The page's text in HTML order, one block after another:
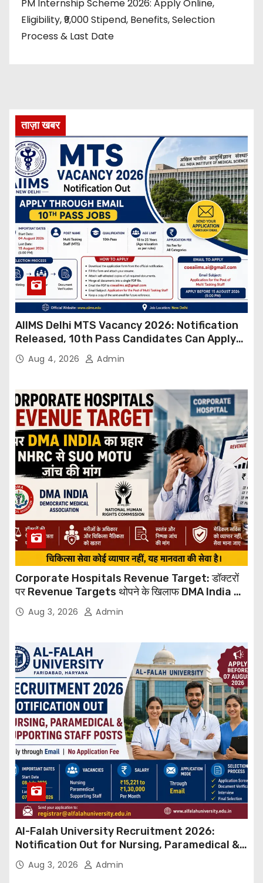
PM Internship Scheme 2026: Apply Online,
Eligibility, ₹9,000 Stipend, Benefits, Selection
Process & Last Date
ताज़ा खबर
AIIMS Delhi MTS Vacancy 2026: Notification
Released, 10th Pass Candidates Can Apply
Through Email
Aug 4, 2026 Admin
Corporate Hospitals Revenue Target: डॉक्टरों
पर Revenue Targets थोपने के खिलाफ DMA India का
बड़ा कदम, NHRC से Suo Motu जांच की मांग
Aug 3, 2026 Admin
Al-Falah University Recruitment 2026:
Notification Out for Nursing, Paramedical &
Supporting Staff Posts, Apply Through Email
Aug 3, 2026 Admin